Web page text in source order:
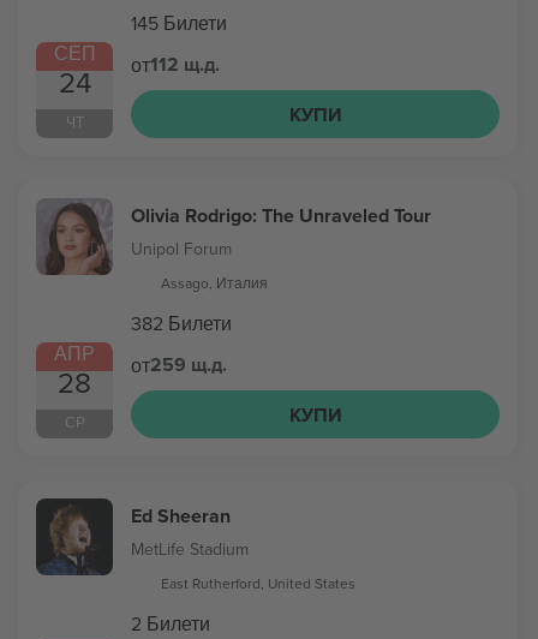
СЕП
24
ЧТ
145 Билети
от112 щ.д.
КУПИ
АПР
28
СР
Olivia Rodrigo: The Unraveled Tour
Unipol Forum
Assago, Италия
382 Билети
от259 щ.д.
КУПИ
Ed Sheeran
MetLife Stadium
East Rutherford, United States
2 Билети